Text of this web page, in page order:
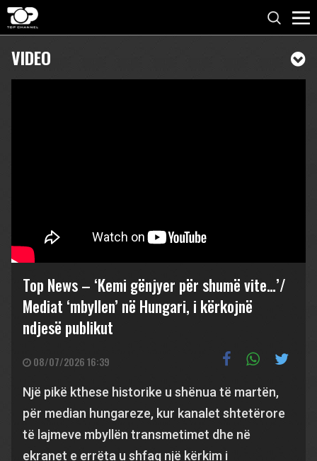
VIDEO
Top News – ‘Kemi gënjyer për shumë vite…’/
Mediat ‘mbyllen’ në Hungari, i kërkojnë
ndjesë publikut
08/07/2026 16:39
Një pikë kthese historike u shënua të martën,
për median hungareze, kur kanalet shtetërore
të lajmeve mbyllën transmetimet dhe në
ekranet e errëta u shfaq një kërkim i